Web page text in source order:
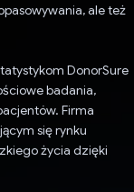
ale też
DonorSure
badania,
Firma
się rynku
życia dzięki